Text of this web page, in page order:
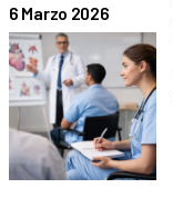
6 Marzo 2026